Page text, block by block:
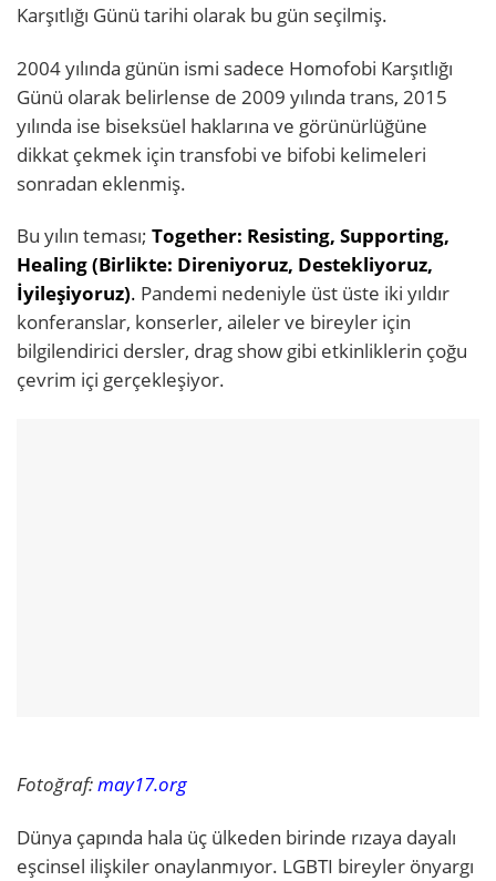
Karşıtlığı Günü tarihi olarak bu gün seçilmiş.
2004 yılında günün ismi sadece Homofobi Karşıtlığı
Günü olarak belirlense de 2009 yılında trans, 2015
yılında ise biseksüel haklarına ve görünürlüğüne
dikkat çekmek için transfobi ve bifobi kelimeleri
sonradan eklenmiş.
Bu yılın teması; Together: Resisting, Supporting,
Healing (Birlikte: Direniyoruz, Destekliyoruz,
İyileşiyoruz). Pandemi nedeniyle üst üste iki yıldır
konferanslar, konserler, aileler ve bireyler için
bilgilendirici dersler, drag show gibi etkinliklerin çoğu
çevrim içi gerçekleşiyor.
Fotoğraf:may17.org
Dünya çapında hala üç ülkeden birinde rızaya dayalı
eşcinsel ilişkiler onaylanmıyor. LGBTI bireyler önyargı